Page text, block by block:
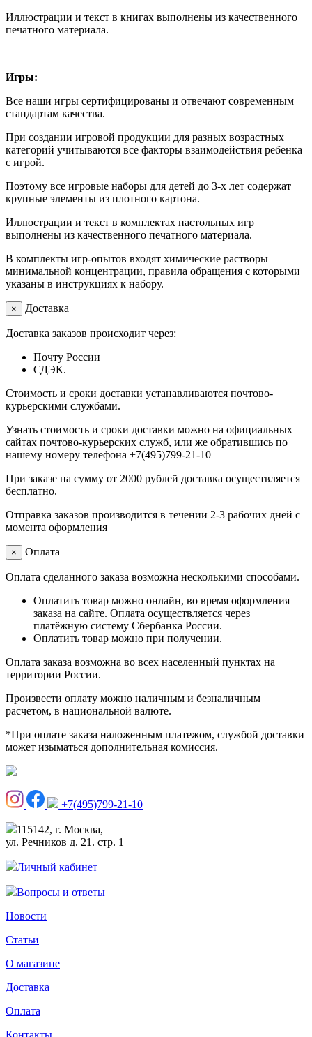
Иллюстрации и текст в книгах выполнены из качественного
печатного материала.
Игры:
Все наши игры сертифицированы и отвечают современным
стандартам качества.
При создании игровой продукции для разных возрастных
категорий учитываются все факторы взаимодействия ребенка
с игрой.
Поэтому все игровые наборы для детей до 3-х лет содержат
крупные элементы из плотного картона.
Иллюстрации и текст в комплектах настольных игр
выполнены из качественного печатного материала.
В комплекты игр-опытов входят химические растворы
минимальной концентрации, правила обращения с которыми
указаны в инструкциях к набору.
× Доставка
Доставка заказов происходит через:
Почту России
СДЭК.
Стоимость и сроки доставки устанавливаются почтово-
курьерскими службами.
Узнать стоимость и сроки доставки можно на официальных
сайтах почтово-курьерских служб, или же обратившись по
нашему номеру телефона +7(495)799-21-10
При заказе на сумму от 2000 рублей доставка осуществляется
бесплатно.
Отправка заказов производится в течении 2-3 рабочих дней с
момента оформления
× Оплата
Оплата сделанного заказа возможна несколькими способами.
Оплатить товар можно онлайн, во время оформления
заказа на сайте. Оплата осуществляется через
платёжную систему Сбербанка России.
Оплатить товар можно при получении.
Оплата заказа возможна во всех населенный пунктах на
территории России.
Произвести оплату можно наличным и безналичным
расчетом, в национальной валюте.
*При оплате заказа наложенным платежом, службой доставки
может изыматься дополнительная комиссия.
+7(495)799-21-10
115142, г. Москва,
ул. Речников д. 21. стр. 1
Личный кабинет
Вопросы и ответы
Новости
Статьи
О магазине
Доставка
Оплата
Контакты